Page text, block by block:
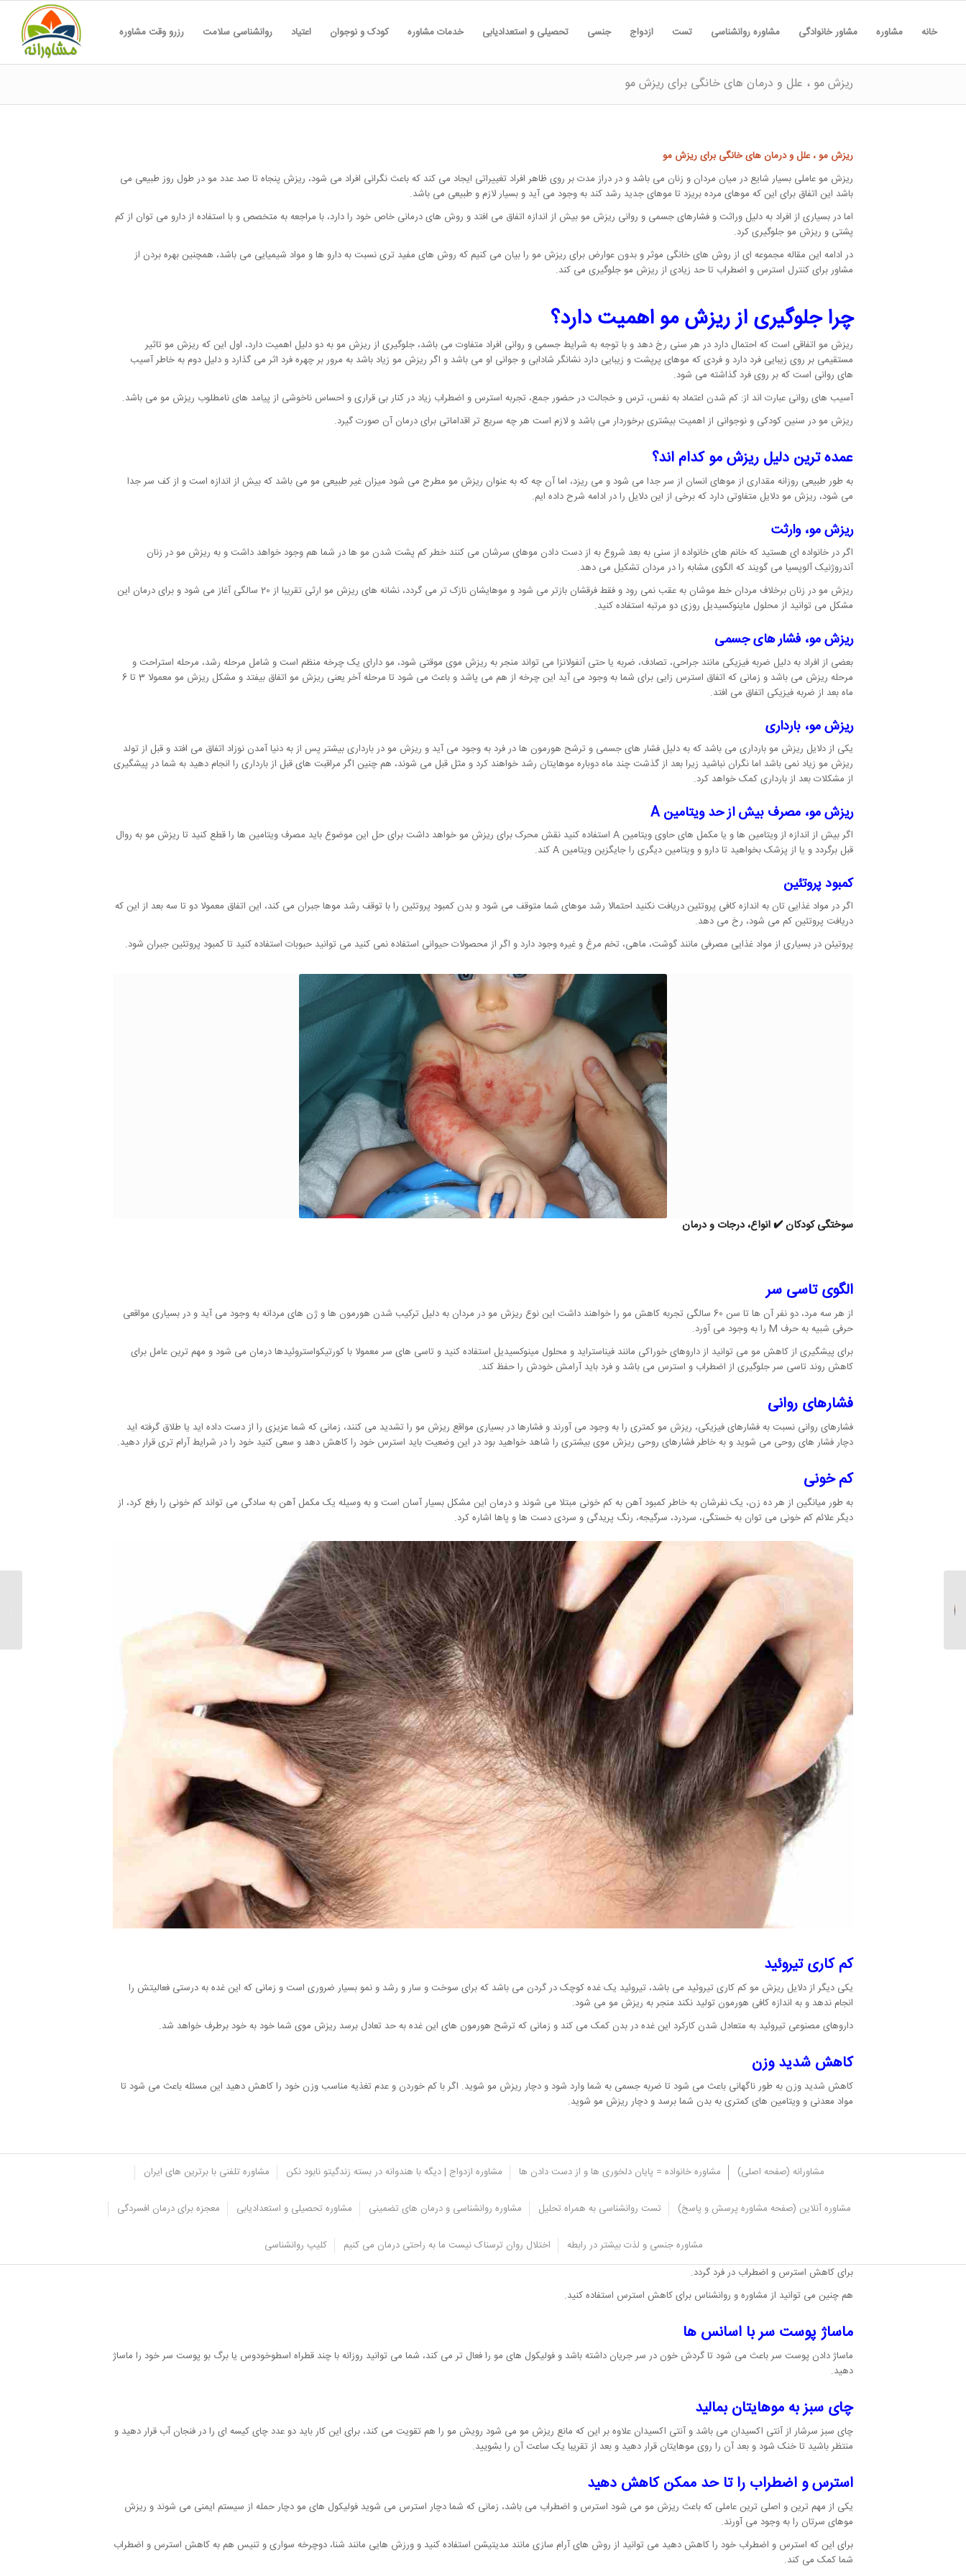
خانه مشاوره مشاور خانوادگی مشاوره روانشناسی تست ازدواج جنسی تحصیلی و استعدادیابی خدمات مشاوره کودک و نوجوان اعتیاد روانشناسی سلامت رزرو وقت مشاوره
ریزش مو ، علل و درمان های خانگی برای ریزش مو
ریزش مو ، علل و درمان های خانگی برای ریزش مو
ریزش مو عاملی بسیار شایع در میان مردان و زنان می باشد و در دراز مدت بر روی ظاهر افراد تغییراتی ایجاد می کند که باعث نگرانی افراد می شود، ریزش پنجاه تا صد عدد مو در طول روز طبیعی می
باشد این اتفاق برای این که موهای مرده بریزد تا موهای جدید رشد کند به وجود می آید و بسیار لازم و طبیعی می باشد.
اما در بسیاری از افراد به دلیل وراثت و فشارهای جسمی و روانی ریزش مو بیش از اندازه اتفاق می افتد و روش های درمانی خاص خود را دارد، با مراجعه به متخصص و با استفاده از دارو می توان از کم
پشتی و ریزش مو جلوگیری کرد.
در ادامه این مقاله مجموعه ای از روش های خانگی موثر و بدون عوارض برای ریزش مو را بیان می کنیم که روش های مفید تری نسبت به دارو ها و مواد شیمیایی می باشد، همچنین بهره بردن از
مشاور برای کنترل استرس و اضطراب تا حد زیادی از ریزش مو جلوگیری می کند.
چرا جلوگیری از ریزش مو اهمیت دارد؟
ریزش مو اتفاقی است که احتمال دارد در هر سنی رخ دهد و با توجه به شرایط جسمی و روانی افراد متفاوت می باشد، جلوگیری از ریزش مو به دو دلیل اهمیت دارد، اول این که ریزش مو تاثیر
مستقیمی بر روی زیبایی فرد دارد و فردی که موهای پرپشت و زیبایی دارد نشانگر شادابی و جوانی او می باشد و اگر ریزش مو زیاد باشد به مرور بر چهره فرد اثر می گذارد و دلیل دوم به خاطر آسیب
های روانی است که بر روی فرد گذاشته می شود.
آسیب های روانی عبارت اند از: کم شدن اعتماد به نفس، ترس و خجالت در حضور جمع، تجربه استرس و اضطراب زیاد در کنار بی قراری و احساس ناخوشی از پیامد های نامطلوب ریزش مو می باشد.
ریزش مو در سنین کودکی و نوجوانی از اهمیت بیشتری برخوردار می باشد و لازم است هر چه سریع تر اقداماتی برای درمان آن صورت گیرد.
عمده ترین دلیل ریزش مو کدام اند؟
به طور طبیعی روزانه مقداری از موهای انسان از سر جدا می شود و می ریزد، اما آن چه که به عنوان ریزش مو مطرح می شود میزان غیر طبیعی مو می باشد که بیش از اندازه است و از کف سر جدا
می شود، ریزش مو دلایل متفاوتی دارد که برخی از این دلایل را در ادامه شرح داده ایم.
ریزش مو، وارثت
اگر در خانواده ای هستید که خانم های خانواده از سنی به بعد شروع به از دست دادن موهای سرشان می کنند خطر کم پشت شدن مو ها در شما هم وجود خواهد داشت و به ریزش مو در زنان
آندروژنیک آلوپسیا می گویند که الگوی مشابه را در مردان تشکیل می دهد.
ریزش مو در زنان برخلاف مردان خط موشان به عقب نمی رود و فقط فرقشان بازتر می شود و موهایشان نازک تر می گردد، نشانه های ریزش مو ارثی تقریبا از 20 سالگی آغاز می شود و برای درمان این
مشکل می توانید از محلول ماینوکسیدیل روزی دو مرتبه استفاده کنید.
ریزش مو، فشار های جسمی
بعضی از افراد به دلیل ضربه فیزیکی مانند جراحی، تصادف، ضربه یا حتی آنفولانزا می تواند منجر به ریزش موی موقتی شود، مو دارای یک چرخه منظم است و شامل مرحله رشد، مرحله استراحت و
مرحله ریزش می باشد و زمانی که اتفاق استرس زایی برای شما به وجود می آید این چرخه از هم می پاشد و باعث می شود تا مرحله آخر یعنی ریزش مو اتفاق بیفتد و مشکل ریزش مو معمولا 3 تا 6
ماه بعد از ضربه فیزیکی اتفاق می افتد.
ریزش مو، بارداری
یکی از دلایل ریزش مو بارداری می باشد که به دلیل فشار های جسمی و ترشح هورمون ها در فرد به وجود می آید و ریزش مو در بارداری بیشتر پس از به دنیا آمدن نوزاد اتفاق می افتد و قبل از تولد
ریزش مو زیاد نمی باشد اما نگران نباشید زیرا بعد از گذشت چند ماه دوباره موهایتان رشد خواهند کرد و مثل قبل می شوند، هم چنین اگر مراقبت های قبل از بارداری را انجام دهید به شما در پیشگیری
از مشکلات بعد از بارداری کمک خواهد کرد.
ریزش مو، مصرف بیش از حد ویتامین A
اگر بیش از اندازه از ویتامین ها و یا مکمل های حاوی ویتامین A استفاده کنید نقش محرک برای ریزش مو خواهد داشت برای حل این موضوع باید مصرف ویتامین ها را قطع کنید تا ریزش مو به روال
قبل برگردد و یا از پزشک بخواهید تا دارو و ویتامین دیگری را جایگزین ویتامین A کند.
کمبود پروتئین
اگر در مواد غذایی تان به اندازه کافی پروتئین دریافت نکنید احتمالا رشد موهای شما متوقف می شود و بدن کمبود پروتئین را با توقف رشد موها جبران می کند، این اتفاق معمولا دو تا سه بعد از این که
دریافت پروتئین کم می شود، رخ می دهد.
پروتیئن در بسیاری از مواد غذایی مصرفی مانند گوشت، ماهی، تخم مرغ و غیره وجود دارد و اگر از محصولات حیوانی استفاده نمی کنید می توانید حبوبات استفاده کنید تا کمبود پروتئین جبران شود.
سوختگی کودکان ✔️ انواع، درجات و درمان
الگوی تاسی سر
از هر سه مرد، دو نفر آن ها تا سن 60 سالگی تجربه کاهش مو را خواهند داشت این نوع ریزش مو در مردان به دلیل ترکیب شدن هورمون ها و ژن های مردانه به وجود می آید و در بسیاری مواقعی
حرفی شبیه به حرف M را به وجود می آورد.
برای پیشگیری از کاهش مو می توانید از داروهای خوراکی مانند فیناستراید و محلول مینوکسیدیل استفاده کنید و تاسی های سر معمولا با کورتیکواستروئیدها درمان می شود و مهم ترین عامل برای
کاهش روند تاسی سر جلوگیری از اضطراب و استرس می باشد و فرد باید آرامش خودش را حفظ کند.
فشارهای روانی
فشارهای روانی نسبت به فشارهای فیزیکی، ریزش مو کمتری را به وجود می آورند و فشارها در بسیاری مواقع ریزش مو را تشدید می کنند، زمانی که شما عزیزی را از دست داده اید یا طلاق گرفته اید
دچار فشار های روحی می شوید و به خاطر فشارهای روحی ریزش موی بیشتری را شاهد خواهید بود در این وضعیت باید استرس خود را کاهش دهد و سعی کنید خود را در شرایط آرام تری قرار دهید.
کم خونی
به طور میانگین از هر ده زن، یک نفرشان به خاطر کمبود آهن به کم خونی مبتلا می شوند و درمان این مشکل بسیار آسان است و به وسیله یک مکمل آهن به سادگی می تواند کم خونی را رفع کرد، از
دیگر علائم کم خونی می توان به خستگی، سردرد، سرگیجه، رنگ پریدگی و سردی دست ها و پاها اشاره کرد.
کم کاری تیروئید
یکی دیگر از دلایل ریزش مو کم کاری تیروئید می باشد، تیروئید یک غده کوچک در گردن می باشد که برای سوخت و سار و رشد و نمو بسیار ضروری است و زمانی که این غده به درستی فعالیتش را
انجام ندهد و به اندازه کافی هورمون تولید نکند منجر به ریزش مو می شود.
داروهای مصنوعی تیروئید به متعادل شدن کارکرد این غده در بدن کمک می کند و زمانی که ترشح هورمون های این غده به حد تعادل برسد ریزش موی شما خود به خود برطرف خواهد شد.
کاهش شدید وزن
کاهش شدید وزن به طور ناگهانی باعث می شود تا ضربه جسمی به شما وارد شود و دچار ریزش مو شوید. اگر با کم خوردن و عدم تغذیه مناسب وزن خود را کاهش دهید این مسئله باعث می شود تا
مواد معدنی و ویتامین های کمتری به بدن شما برسد و دچار ریزش مو شوید.
مشاورانه (صفحه اصلی) مشاوره خانواده = پایان دلخوری ها و از دست دادن ها مشاوره ازدواج | دیگه با هندوانه در بسته زندگیتو نابود نکن مشاوره تلفنی با برترین های ایران
مشاوره آنلاین (صفحه مشاوره پرسش و پاسخ) تست روانشناسی به همراه تحلیل مشاوره روانشناسی و درمان های تضمینی مشاوره تحصیلی و استعدادیابی معجزه برای درمان افسردگی
مشاوره جنسی و لذت بیشتر در رابطه اختلال روان ترسناک نیست ما به راحتی درمان می کنیم کلیپ روانشناسی
برای کاهش ریزش مو درمان های خانگی بسیاری وجود دارد که در ادامه برخی از مفید ترین آن ها را ذکر کرده ایم، به طور کلی این درمان ها می تواند شامل درمان های جسمی و درمان های روانی
برای کاهش استرس و اضطراب در فرد گردد.
هم چنین می توانید از مشاوره و روانشناس برای کاهش استرس استفاده کنید.
ماساژ پوست سر با اسانس ها
ماساژ دادن پوست سر باعث می شود تا گردش خون در سر جریان داشته باشد و فولیکول های مو را فعال تر می کند، شما می توانید روزانه با چند قطراه اسطوخودوس یا برگ بو پوست سر خود را ماساژ
دهید.
چای سبز به موهایتان بمالید
چای سبز سرشار از آنتی اکسیدان می باشد و آنتی اکسیدان علاوه بر این که مانع ریزش مو می شود رویش مو را هم تقویت می کند، برای این کار باید دو عدد چای کیسه ای را در فنجان آب قرار دهید و
منتظر باشید تا خنک شود و بعد آن را روی موهایتان قرار دهید و بعد از تقریبا یک ساعت آن را بشویید.
استرس و اضطراب را تا حد ممکن کاهش دهید
یکی از مهم ترین و اصلی ترین عاملی که باعث ریزش مو می شود استرس و اضطراب می باشد، زمانی که شما دچار استرس می شوید فولیکول های مو دچار حمله از سیستم ایمنی می شوند و ریزش
موهای سرتان را به وجود می آورند.
برای این که استرس و اضطراب خود را کاهش دهید می توانید از روش های آرام سازی مانند مدیتیشن استفاده کنید و ورزش هایی مانند شنا، دوچرخه سواری و تنیس هم به کاهش استرس و اضطراب
شما کمک می کند.
خفیف تا شدید...